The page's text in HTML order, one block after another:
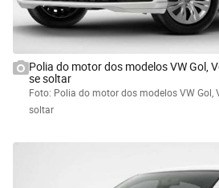
Polia do motor dos modelos VW Gol,
se soltar
Foto: Polia do motor dos modelos VW Gol,
soltar